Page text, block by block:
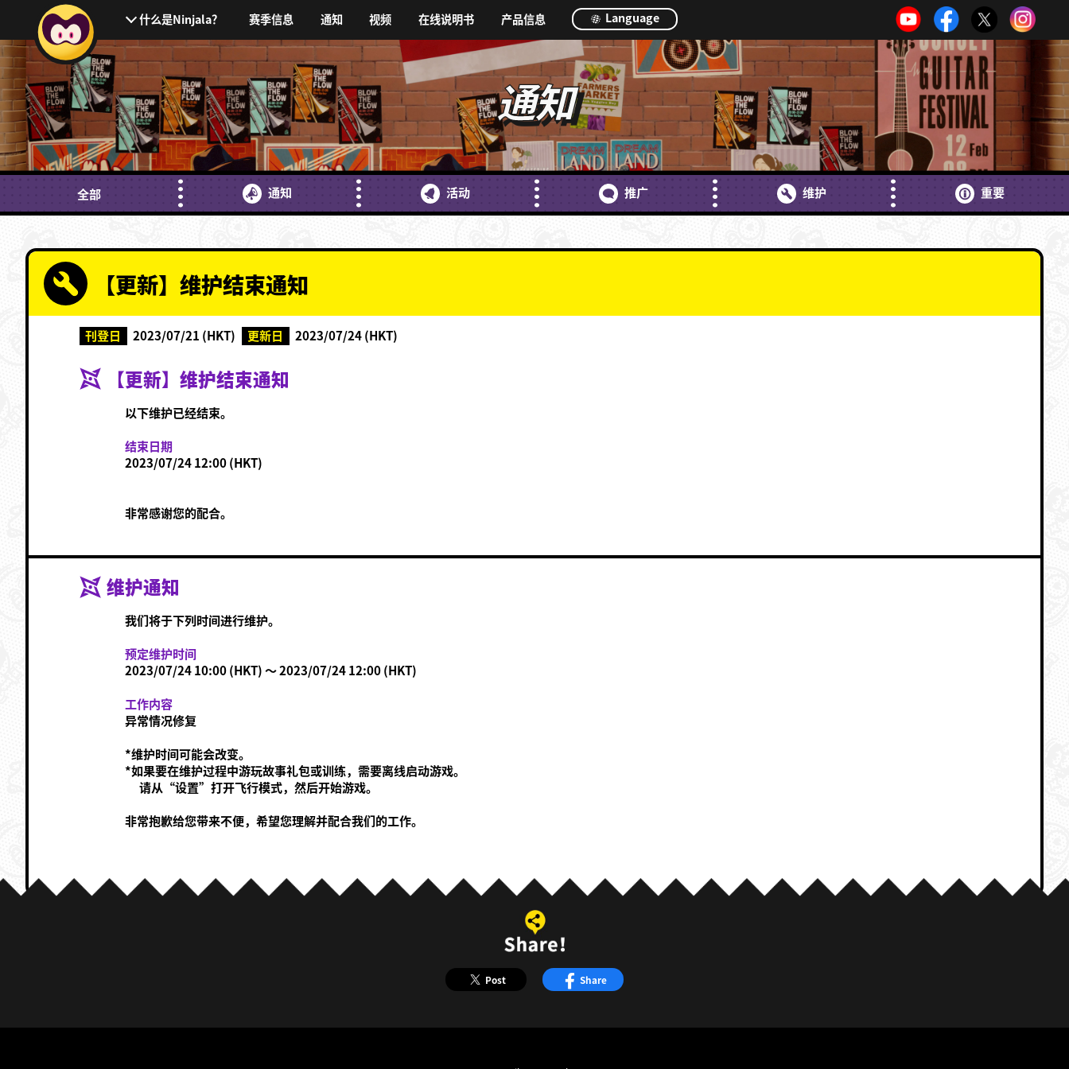
什么是Ninjala？ 赛季信息 通知 视频 在线说明书 产品信息 Language
通知
全部 通知 活动 推广 维护 重要
【更新】维护结束通知
刊登日 2023/07/21 (HKT) 更新日 2023/07/24 (HKT)
【更新】维护结束通知
以下维护已经结束。
结束日期
2023/07/24 12:00 (HKT)
非常感谢您的配合。
维护通知
我们将于下列时间进行维护。
预定维护时间
2023/07/24 10:00 (HKT) ～ 2023/07/24 12:00 (HKT)
工作内容
异常情况修复
*维护时间可能会改变。
*如果要在维护过程中游玩故事礼包或训练，需要离线启动游戏。
请从“设置”打开飞行模式，然后开始游戏。
非常抱歉给您带来不便，希望您理解并配合我们的工作。
Post Share